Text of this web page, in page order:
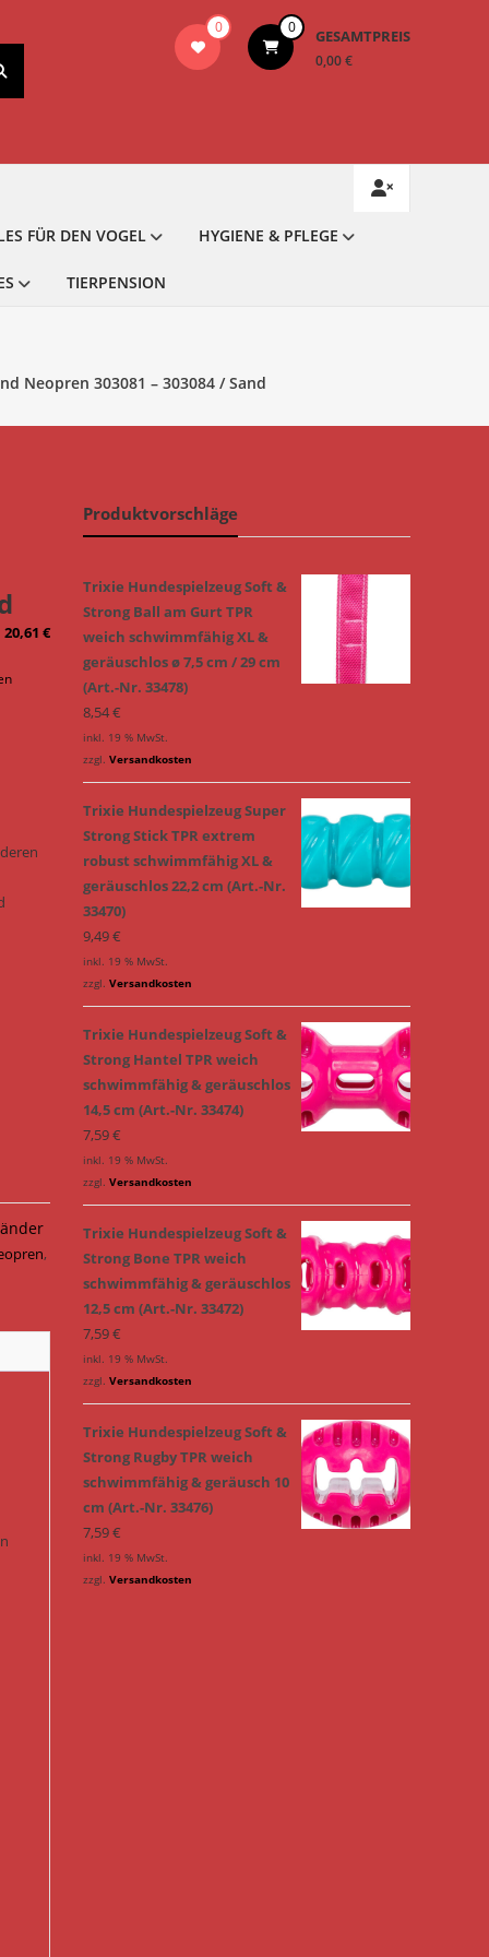
0 0 GESAMTPREIS
0,00 €
FÜR DEN VOGEL HYGIENE & PFLEGE
TIERPENSION
Neopren 303081 – 303084 / Sand
20,61 €
,
Produktvorschläge
Trixie Hundespielzeug Soft &
Strong Ball am Gurt TPR
weich schwimmfähig XL &
geräuschlos ø 7,5 cm / 29 cm
(Art.-Nr. 33478)
8,54€
inkl. 19 % MwSt.
zzgl. Versandkosten
Trixie Hundespielzeug Super
Strong Stick TPR extrem
robust schwimmfähig XL &
geräuschlos 22,2 cm (Art.-Nr.
33470)
9,49€
inkl. 19 % MwSt.
zzgl. Versandkosten
Trixie Hundespielzeug Soft &
Strong Hantel TPR weich
schwimmfähig & geräuschlos
14,5 cm (Art.-Nr. 33474)
7,59€
inkl. 19 % MwSt.
zzgl. Versandkosten
Trixie Hundespielzeug Soft &
Strong Bone TPR weich
schwimmfähig & geräuschlos
12,5 cm (Art.-Nr. 33472)
7,59€
inkl. 19 % MwSt.
zzgl. Versandkosten
Trixie Hundespielzeug Soft &
Strong Rugby TPR weich
schwimmfähig & geräusch 10
cm (Art.-Nr. 33476)
7,59€
inkl. 19 % MwSt.
zzgl. Versandkosten